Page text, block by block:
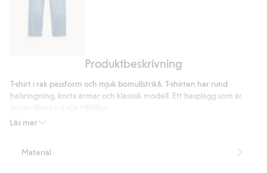
Produktbeskrivning
Läs mer
T-shirt i rak passform och mjuk bomullstrikå. T-shirten har rund
halsringning, korta ärmar och klassisk modell. Ett basplagg som är
Rak passform
Midweight 180 gsm
Material